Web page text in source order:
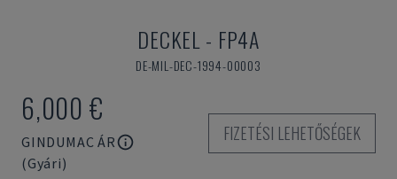
DECKEL - FP4A
DE-MIL-DEC-1994-00003
6,000 €
GINDUMAC ÁR
(Gyári)
FIZETÉSI LEHETŐSÉGEK